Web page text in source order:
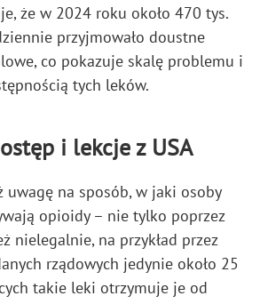
że w 2024 roku około 470 tys.
przyjmowało doustne
co pokazuje skalę problemu i
tych leków.
i lekcje z USA
uwagę na sposób, w jaki osoby
opioidy – nie tylko poprzez
nielegalnie, na przykład przez
rządowych jedynie około 25
takie leki otrzymuje je od